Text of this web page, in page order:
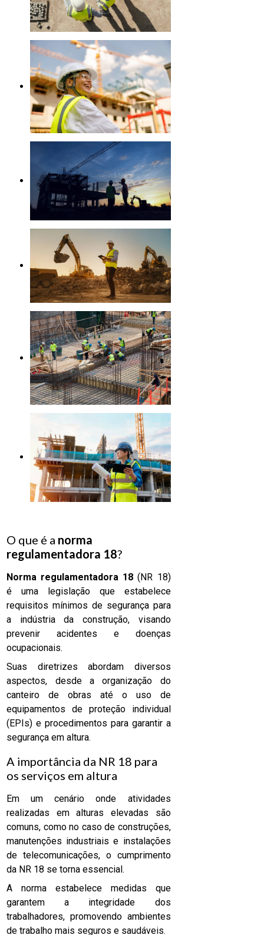
O que é a norma
regulamentadora 18?
Norma regulamentadora 18 (NR 18)
é uma legislação que estabelece
requisitos mínimos de segurança para
a indústria da construção, visando
prevenir acidentes e doenças
ocupacionais.
Suas diretrizes abordam diversos
aspectos, desde a organização do
canteiro de obras até o uso de
equipamentos de proteção individual
(EPIs) e procedimentos para garantir a
segurança em altura.
A importância da NR 18 para
os serviços em altura
Em um cenário onde atividades
realizadas em alturas elevadas são
comuns, como no caso de construções,
manutenções industriais e instalações
de telecomunicações, o cumprimento
da NR 18 se torna essencial.
A norma estabelece medidas que
garantem a integridade dos
trabalhadores, promovendo ambientes
de trabalho mais seguros e saudáveis.